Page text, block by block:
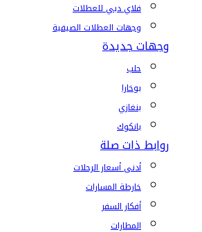
فلاي دبي للعطلات
وجهات العطلات الصيفية
وجهات جديدة
حلب
بوخارا
بنغازي
بانكوك
روابط ذات صلة
أدنى أسعار الرحلات
خارطة المسارات
أفكار السفر
المطارات